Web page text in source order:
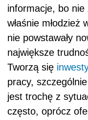
informacje, bo
właśnie
nie powstawały
największe
Tworzą się
pracy,
jest trochę z
często, oprócz